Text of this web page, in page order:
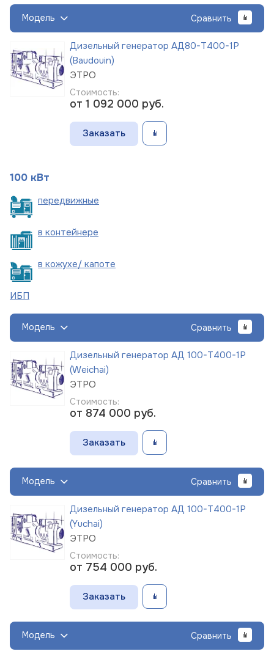
Модель Сравнить
Дизельный генератор АД80-Т400-1Р
(Baudouin)
ЭТРО
Стоимость:
от 1 092 000 руб.
Заказать
100 кВт
передвижные
в контейнере
в кожухе/ капоте
ИБП
Модель Сравнить
Дизельный генератор АД 100-Т400-1Р
(Weichai)
ЭТРО
Стоимость:
от 874 000 руб.
Заказать
Модель Сравнить
Дизельный генератор АД 100-Т400-1Р
(Yuchai)
ЭТРО
Стоимость:
от 754 000 руб.
Заказать
Модель Сравнить